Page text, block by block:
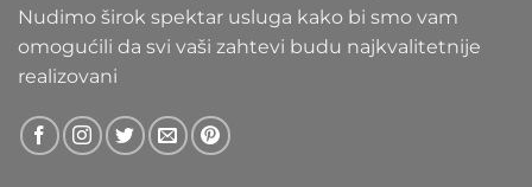
Nudimo širok spektar usluga kako bi smo vam
omogućili da svi vaši zahtevi budu najkvalitetnije
realizovani